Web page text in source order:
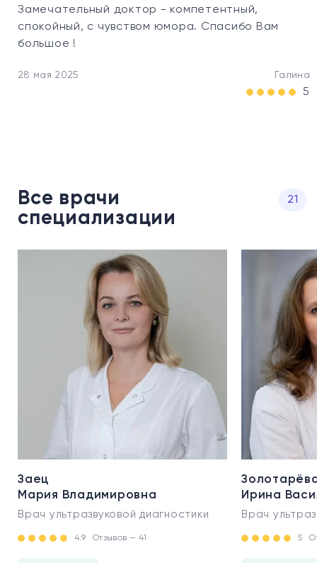
Замечательный доктор - компетентный,
спокойный, с чувством юмора. Спасибо Вам
большое !
28 мая 2025 Галина
5
Все врачи
специализации
21
Заец
Мария Владимировна
Врач ультразвуковой диагностики
4.9 Отзывов — 41
Ирина
Врач
5